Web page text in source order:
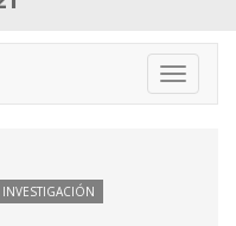
Toggle